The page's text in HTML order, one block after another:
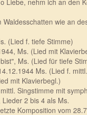
Liebe, nehm ich an den
wie an
(Lied f. tiefe Stimme)
Ms. (Lied mit
Ms. (Lied für tiefe
Ms. (Lied f.
mit Klavierbegl.)
Singstimme mit
Lieder 2 bis 4 als Ms.
Komposition vom